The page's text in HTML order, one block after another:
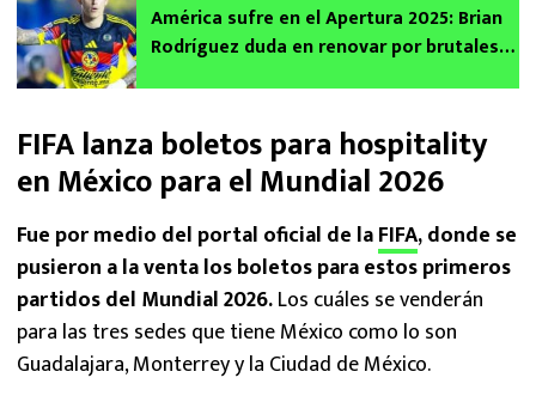
América sufre en el Apertura 2025: Brian
Rodríguez duda en renovar por brutales
FIFA lanza boletos para hospitality
en México para el Mundial 2026
Fue por medio del portal oficial de laFIFA, donde se
pusieron a la venta los boletos para estos primeros
partidos del Mundial 2026.Los cuáles se venderán
para las tres sedes que tiene México como lo son
Guadalajara, Monterrey y la Ciudad de México.